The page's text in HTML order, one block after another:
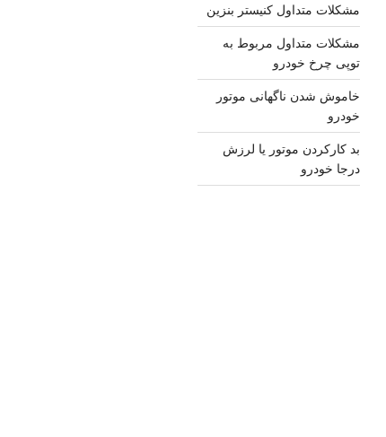
مشکلات متداول کنیستر بنزین
مشکلات متداول مربوط به
توپی چرخ خودرو
خاموش شدن ناگهانی موتور
خودرو
بد کارکردن موتور یا لرزش
درجا خودرو